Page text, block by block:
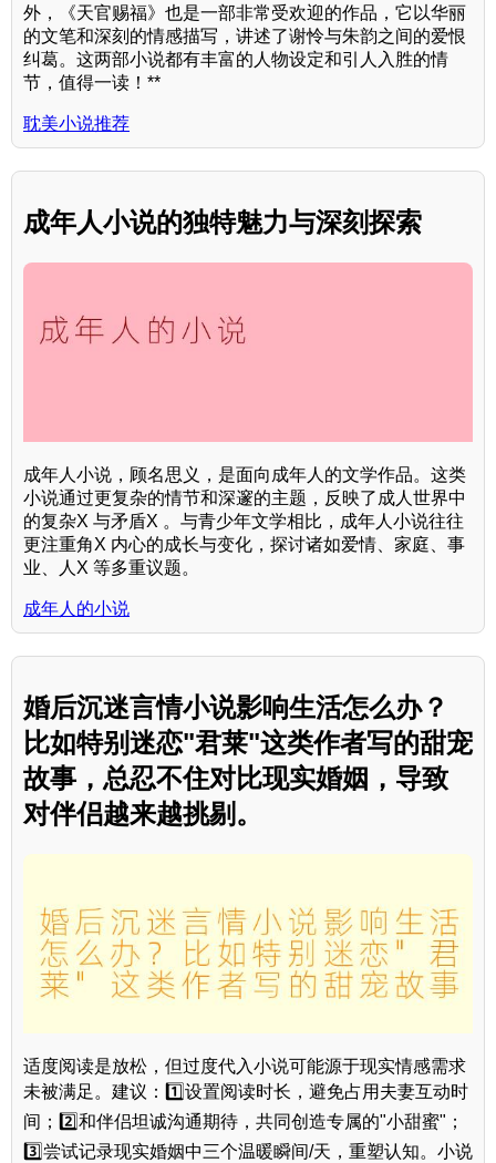
外，《天官赐福》也是一部非常受欢迎的作品，它以华丽
的文笔和深刻的情感描写，讲述了谢怜与朱韵之间的爱恨
纠葛。这两部小说都有丰富的人物设定和引人入胜的情
节，值得一读！**
耽美小说推荐
成年人小说的独特魅力与深刻探索
成年人小说，顾名思义，是面向成年人的文学作品。这类
小说通过更复杂的情节和深邃的主题，反映了成人世界中
的复杂X 与矛盾X 。与青少年文学相比，成年人小说往往
更注重角X 内心的成长与变化，探讨诸如爱情、家庭、事
业、人X 等多重议题。
成年人的小说
婚后沉迷言情小说影响生活怎么办？
比如特别迷恋"君莱"这类作者写的甜宠
故事，总忍不住对比现实婚姻，导致
对伴侣越来越挑剔。
适度阅读是放松，但过度代入小说可能源于现实情感需求
未被满足。建议：1️⃣设置阅读时长，避免占用夫妻互动时
间；2️⃣和伴侣坦诚沟通期待，共同创造专属的"小甜蜜"；
3️⃣尝试记录现实婚姻中三个温暖瞬间/天，重塑认知。小说